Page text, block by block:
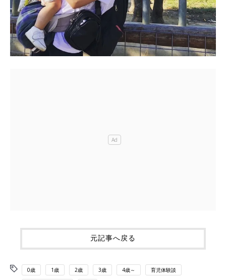
元記事へ戻る
0歳 1歳 2歳 3歳 4歳～ 育児体験談